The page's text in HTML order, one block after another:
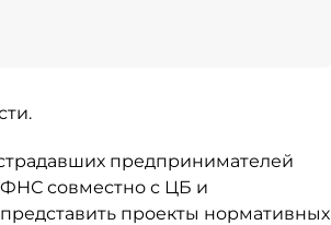
предпринимателей
совместно с ЦБ и
проекты нормативных